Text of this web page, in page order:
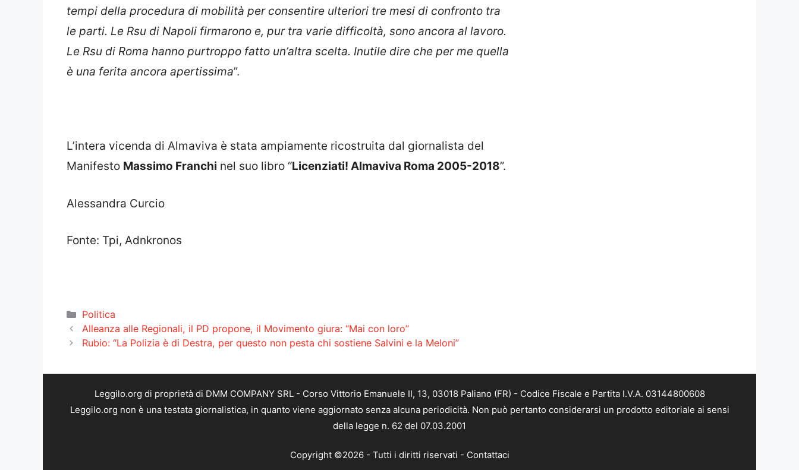
tempi della procedura di mobilità per consentire ulteriori tre mesi di confronto tra
le parti. Le Rsu di Napoli firmarono e, pur tra varie difficoltà, sono ancora al lavoro.
Le Rsu di Roma hanno purtroppo fatto un’altra scelta. Inutile dire che per me quella
è una ferita ancora apertissima”.
L’intera vicenda di Almaviva è stata ampiamente ricostruita dal giornalista del
Manifesto Massimo Franchi nel suo libro “Licenziati! Almaviva Roma 2005-2018”.
Alessandra Curcio
Fonte: Tpi, Adnkronos
Categorie
Politica
Alleanza alle Regionali, il PD propone, il Movimento giura: “Mai con loro”
Rubio: “La Polizia è di Destra, per questo non pesta chi sostiene Salvini e la Meloni”
Leggilo.org di proprietà di DMM COMPANY SRL - Corso Vittorio Emanuele II, 13, 03018 Paliano (FR) - Codice Fiscale e Partita I.V.A. 03144800608
Leggilo.org non è una testata giornalistica, in quanto viene aggiornato senza alcuna periodicità. Non può pertanto considerarsi un prodotto editoriale ai sensi
della legge n. 62 del 07.03.2001
Copyright ©2026 - Tutti i diritti riservati - Contattaci